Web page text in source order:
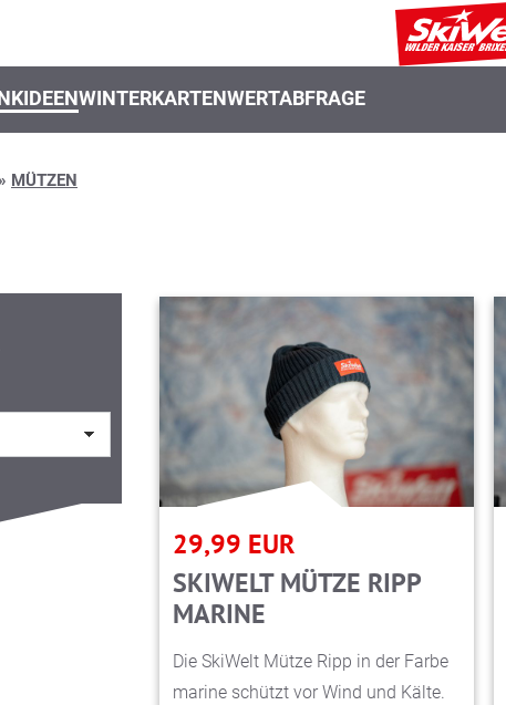
WINTERKARTENWERTABFRAGE
» MÜTZEN
29,99 EUR
SKIWELT MÜTZE RIPP
MARINE
Die SkiWelt Mütze Ripp in der Farbe
marine schützt vor Wind und Kälte.